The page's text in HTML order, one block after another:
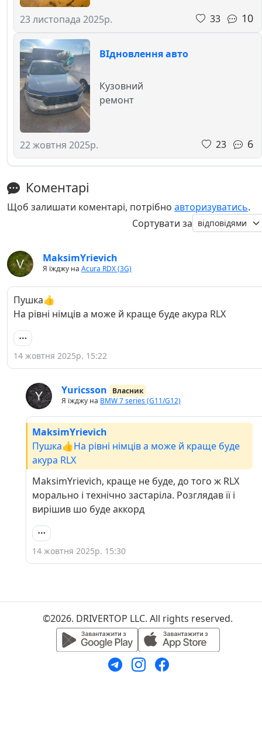
23 листопада 2025р. 33 10
ВІдновлення авто
22 жовтня 2025р.
Кузовний
ремонт
23 6
Коментарі
Щоб залишати коментарі, потрібно авторизуватись.
Сортувати за
MaksimYrievich
Я їжджу на Acura RDX (3G)
Пушка👍
На рівні німців а може й краще буде акура RLX
14 жовтня 2025р. 15:22
Yuricsson
Власник
Я їжджу на BMW 7 series (G11/G12)
MaksimYrievich
Пушка👍На рівні німців а може й краще буде
акура RLX
MaksimYrievich, краще не буде, до того ж RLX
морально і технічно застаріла. Розглядав її і
вирішив шо буде аккорд
14 жовтня 2025р. 15:30
©2026. DRIVERTOP LLC. All rights reserved.